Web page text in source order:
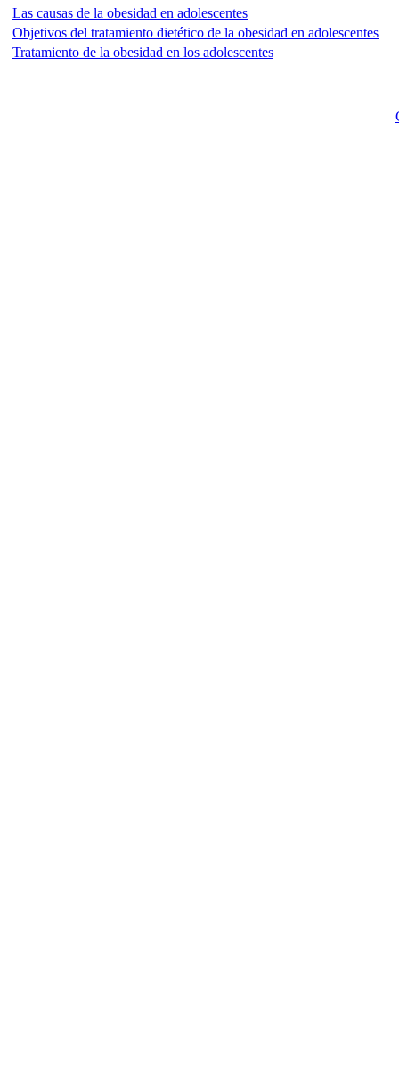
Las causas de la obesidad en adolescentes
Objetivos del tratamiento dietético de la obesidad en adolescentes
Tratamiento de la obesidad en los adolescentes